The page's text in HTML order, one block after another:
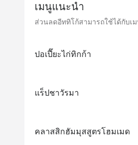
เมนูแนะนำ
ส่วนลดอีททิโก้สามารถใช้ได้กับเ
ปอเปี๊ยะไก่ทิกก้า
แร็ปชาวัรมา
คลาสสิกฮัมมุสสูตรโฮมเมด